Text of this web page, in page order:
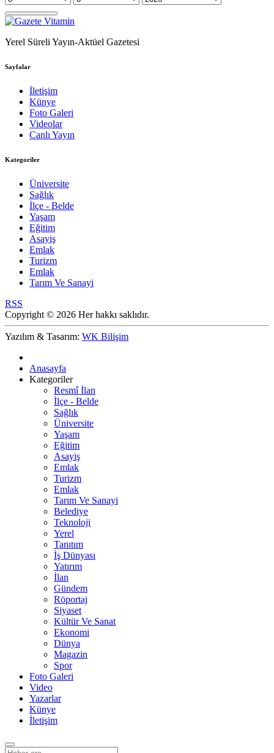
Yerel Süreli Yayın-Aktüel Gazetesi
Sayfalar
İletişim
Künye
Foto Galeri
Videolar
Canlı Yayın
Kategoriler
Üniversite
Sağlık
İlçe - Belde
Yaşam
Eğitim
Asayiş
Emlak
Turizm
Emlak
Tarım Ve Sanayi
RSS
Copyright © 2026 Her hakkı saklıdır.
Yazılım & Tasarım: WK Bilişim
Anasayfa
Kategoriler
Resmî İlan
İlçe - Belde
Sağlık
Üniversite
Yaşam
Eğitim
Asayiş
Emlak
Turizm
Emlak
Tarım Ve Sanayi
Belediye
Teknoloji
Yerel
Tanıtım
İş Dünyası
Yatırım
İlan
Gündem
Röportaj
Siyaset
Kültür Ve Sanat
Ekonomi
Dünya
Magazin
Spor
Foto Galeri
Video
Yazarlar
Künye
İletişim